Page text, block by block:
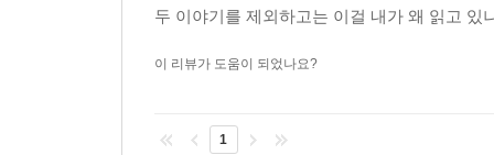
맞는 그 눈송이들, 시리고도 따뜻한 각자의 이야
놀랍다. 지금 은희경이 다다른 이 자리가. 다른
자취를 우리는 어둔 눈으로 따라갈 것이다._차미
두 이야기를 제외하고는 이걸 내가 왜 읽고
이 리뷰가 도움이 되었나요?
1